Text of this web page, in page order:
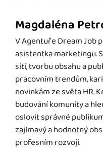
Magdaléna
V Agentuře Dream Job
asistentka marketingu.
sítí, tvorbu obsahu a
pracovním trendům,
novinkám ze světa HR.
budování komunity a
oslovit správné
zajímavý a hodnotný
profesním rozvoji.